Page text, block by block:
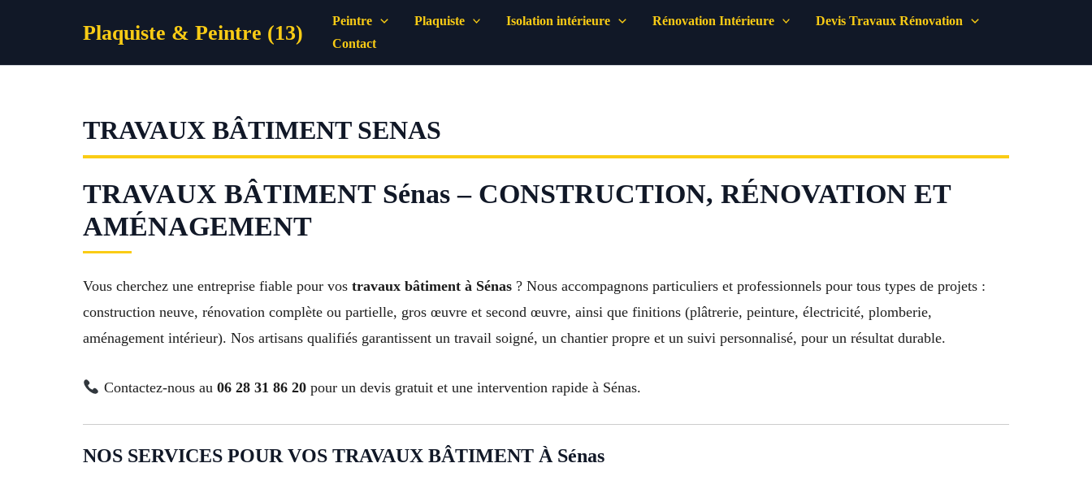
Plaquiste & Peintre (13) Peintre Plaquiste Isolation intérieure Rénovation Intérieure
Devis Travaux Rénovation
Contact
TRAVAUX BÂTIMENT SENAS
TRAVAUX BÂTIMENT Sénas – CONSTRUCTION, RÉNOVATION ET
AMÉNAGEMENT
Vous cherchez une entreprise fiable pour vos travaux bâtiment à Sénas ? Nous accompagnons particuliers et professionnels pour tous types de projets :
construction neuve, rénovation complète ou partielle, gros œuvre et second œuvre, ainsi que finitions (plâtrerie, peinture, électricité, plomberie,
aménagement intérieur). Nos artisans qualifiés garantissent un travail soigné, un chantier propre et un suivi personnalisé, pour un résultat durable.
Contactez-nous au 06 28 31 86 20pour un devis gratuit et une intervention rapide à Sénas.
NOS SERVICES POUR VOS TRAVAUX BÂTIMENT À Sénas